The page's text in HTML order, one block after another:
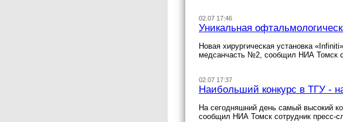
02.07 17:46
Уникальная
Новая хирургическая установка
медсанчасть №2, сообщил НИА Томск
02.07 17:37
Наибольший конкурс в ТГУ -
На сегодняшний день самый высокий
сообщил НИА Томск сотрудник пресс-